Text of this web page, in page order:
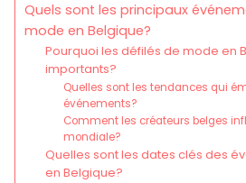
Quels sont les principaux
mode en Belgique?
Pourquoi les défilés de mode en
importants?
Quelles sont les tendances qui
événements?
Comment les créateurs belges
mondiale?
Quelles sont les dates clés des
en Belgique?